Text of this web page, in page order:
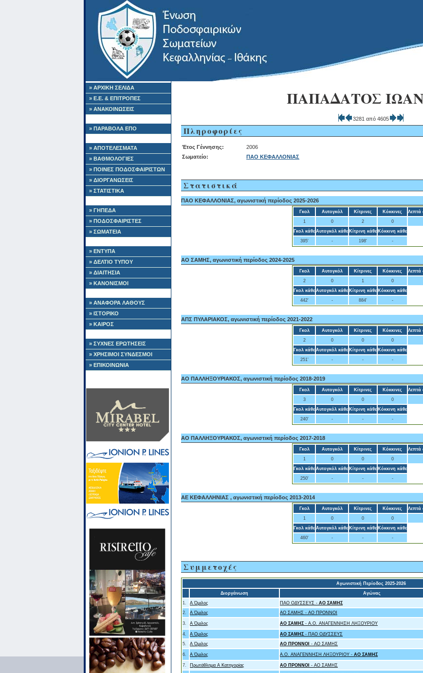
» ΑΡΧΙΚΗ ΣΕΛΙΔΑ
» Ε.Ε. & ΕΠΙΤΡΟΠΕΣ
» ΑΝΑΚΟΙΝΩΣΕΙΣ
» ΠΑΡΑΒΟΛΑ ΕΠΟ
» ΑΠΟΤΕΛΕΣΜΑΤΑ
» ΒΑΘΜΟΛΟΓΙΕΣ
» ΠΟΙΝΕΣ ΠΟΔΟΣΦΑΙΡΙΣΤΩΝ
» ΔΙΟΡΓΑΝΩΣΕΙΣ
» ΣΤΑΤΙΣΤΙΚΑ
» ΓΗΠΕΔΑ
» ΠΟΔΟΣΦΑΙΡΙΣΤΕΣ
» ΣΩΜΑΤΕΙΑ
» ΕΝΤΥΠΑ
» ΔΕΛΤΙΟ ΤΥΠΟΥ
» ΔΙΑΙΤΗΣΙΑ
» ΚΑΝΟΝΙΣΜΟΙ
» ΑΝΑΦΟΡΑ ΛΑΘΟΥΣ
» ΙΣΤΟΡΙΚΟ
» ΚΑΙΡΟΣ
» ΣΥΧΝΕΣ ΕΡΩΤΗΣΕΙΣ
» ΧΡΗΣΙΜΟΙ ΣΥΝΔΕΣΜΟΙ
» ΕΠΙΚΟΙΝΩΝΙΑ
ΠΑΠΑΔΑΤΟΣ
3281 από 4605
Πληροφορίες
Έτος Γέννησης:
2006
Σωματείο:
ΠΑΟ ΚΕΦΑΛΛΟΝΙΑΣ
Στατιστικά
ΠΑΟ ΚΕΦΑΛΛΟΝΙΑΣ, αγωνιστική περίοδος 2025-2026
Γκολ Αυτογκόλ Κίτρινες Κόκκινες
Λεπτά
1
0 2 0
Γκολ κάθε Αυτογκόλ κάθε Κίτρινη κάθε Κόκκινη κάθε
395'
- 198' -
ΑΟ ΣΑΜΗΣ, αγωνιστική περίοδος 2024-2025
Γκολ Αυτογκόλ Κίτρινες Κόκκινες
Λεπτά
2
0 1 0
Γκολ κάθε Αυτογκόλ κάθε Κίτρινη κάθε Κόκκινη κάθε
442'
- 884' -
ΑΠΣ ΠΥΛΑΡΙΑΚΟΣ, αγωνιστική περίοδος 2021-2022
Γκολ Αυτογκόλ Κίτρινες Κόκκινες
Λεπτά
2
0 0 0
Γκολ κάθε Αυτογκόλ κάθε Κίτρινη κάθε Κόκκινη κάθε
251'
- - -
ΑΟ ΠΑΛΛΗΞΟΥΡΙΑΚΟΣ, αγωνιστική περίοδος 2018-2019
Γκολ Αυτογκόλ Κίτρινες Κόκκινες
Λεπτά
3
0 0 0
Γκολ κάθε Αυτογκόλ κάθε Κίτρινη κάθε Κόκκινη κάθε
240'
- - -
ΑΟ ΠΑΛΛΗΞΟΥΡΙΑΚΟΣ, αγωνιστική περίοδος 2017-2018
Γκολ Αυτογκόλ Κίτρινες Κόκκινες
Λεπτά
1
0 0 0
Γκολ κάθε Αυτογκόλ κάθε Κίτρινη κάθε Κόκκινη κάθε
250'
- - -
ΑΕ ΚΕΦΑΛΛΗΝΙΑΣ , αγωνιστική περίοδος 2013-2014
Γκολ Αυτογκόλ Κίτρινες Κόκκινες
Λεπτά
1
0 0 0
Γκολ κάθε Αυτογκόλ κάθε Κίτρινη κάθε Κόκκινη κάθε
460'
- - -
Συμμετοχές
Αγωνιστική Περίοδος 2025-2026
Διοργάνωση
Αγώνας
1.
Α Όμιλος ΠΑΟ ΟΔΥΣΣΕΥΣ - ΑΟ ΣΑΜΗΣ
2.
Α Όμιλος ΑΟ ΣΑΜΗΣ - ΑΟ ΠΡΟΝΝΟΙ
3. Α Όμιλος ΑΟ ΣΑΜΗΣ- Α.Ο. ΑΝΑΓΕΝΝΗΣΗ ΛΗΞΟΥΡΙΟΥ
4. Α Όμιλος ΑΟ ΣΑΜΗΣ- ΠΑΟ ΟΔΥΣΣΕΥΣ
5.
Α Όμιλος ΑΟ ΠΡΟΝΝΟΙ - ΑΟ ΣΑΜΗΣ
6. Α Όμιλος Α.Ο. ΑΝΑΓΕΝΝΗΣΗ ΛΗΞΟΥΡΙΟΥ - ΑΟ ΣΑΜΗΣ
7. Πρωτάθλημα Α Κατηγορίας ΑΟ ΠΡΟΝΝΟΙ - ΑΟ ΣΑΜΗΣ